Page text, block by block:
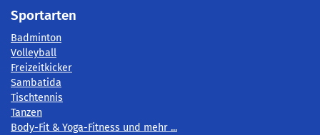
Sportarten
Badminton
Volleyball
Freizeitkicker
Sambatida
Tischtennis
Tanzen
Body-Fit & Yoga-Fitness und mehr ...